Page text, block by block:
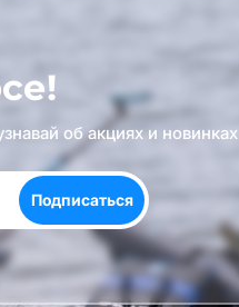
об акциях и новинках
Подписаться